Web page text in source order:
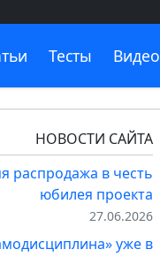
Тесты Видео
НОВОСТИ САЙТА
распродажа в честь
юбилея проекта
27.06.2026
уже в